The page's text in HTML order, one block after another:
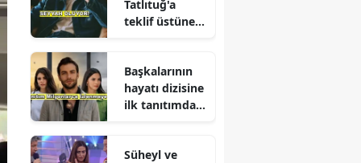
Tatlıtuğ'a
teklif üstüne
Başkalarının
hayatı dizisine
ilk tanıtımdan
Süheyl ve